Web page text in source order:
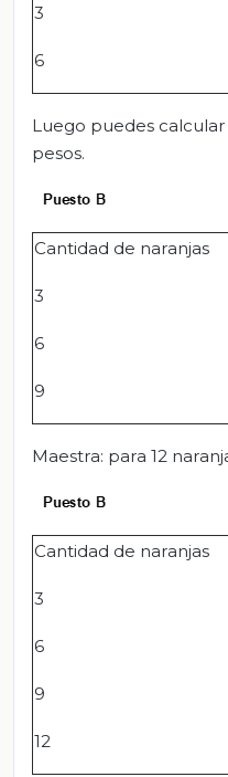
3
6
Luego puedes calcular
pesos.
Cantidad de naranjas
3
6
9
Maestra: para 12
Cantidad de naranjas
3
6
9
12